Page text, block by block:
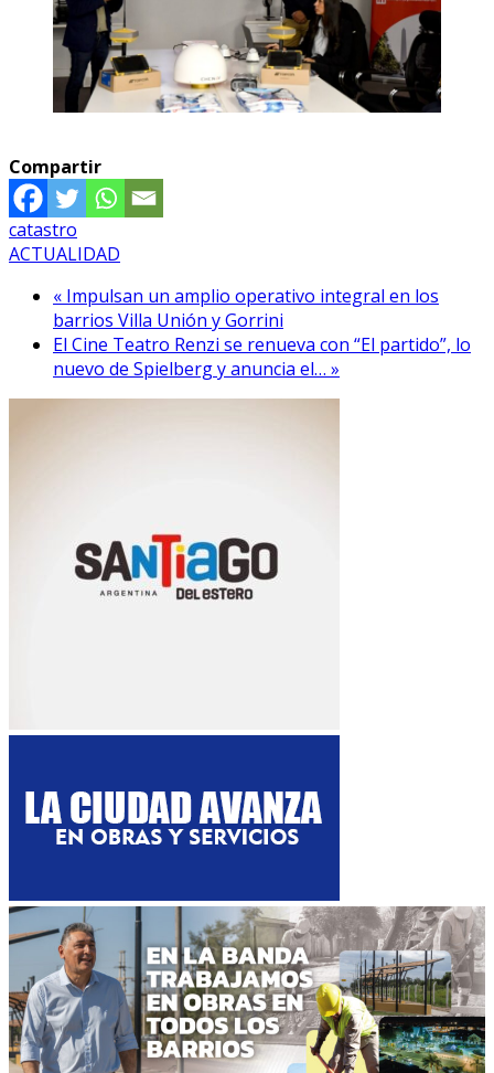
Compartir
catastro
ACTUALIDAD
« Impulsan un amplio operativo integral en los
barrios Villa Unión y Gorrini
El Cine Teatro Renzi se renueva con “El partido”, lo
nuevo de Spielberg y anuncia el… »